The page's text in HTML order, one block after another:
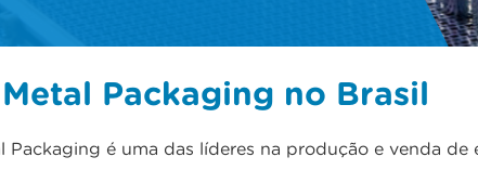
Packaging no Brasil
Packaging é uma das líderes na produção e venda